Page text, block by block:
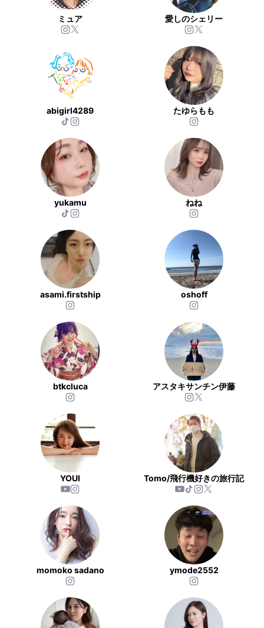
ミュア 愛しのシェリー
abigirl4289 たゆらもも
yukamu ねね
asami.firstship oshoff
btkcluca アスタキサンチン伊藤
YOUI Tomo/飛行機好きの旅行記
momoko sadano ymode2552